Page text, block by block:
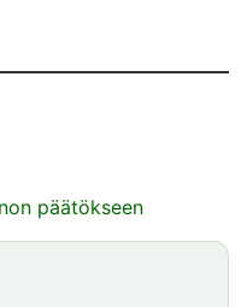
päätökseen